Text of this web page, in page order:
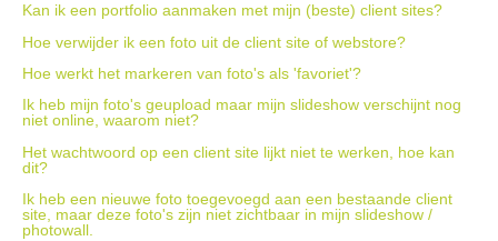
Kan ik een portfolio aanmaken met mijn (beste) client sites?
Hoe verwijder ik een foto uit de client site of webstore?
Hoe werkt het markeren van foto's als 'favoriet'?
Ik heb mijn foto's geupload maar mijn slideshow verschijnt nog
niet online, waarom niet?
Het wachtwoord op een client site lijkt niet te werken, hoe kan
dit?
Ik heb een nieuwe foto toegevoegd aan een bestaande client
site, maar deze foto's zijn niet zichtbaar in mijn slideshow /
photowall.